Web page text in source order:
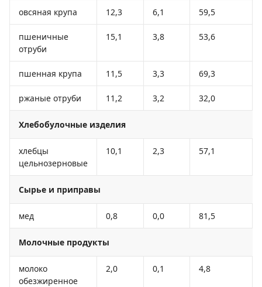
овсяная крупа 12,3 6,1 59,5
пшеничные
отруби
15,1 3,8 53,6
пшенная крупа 11,5 3,3 69,3
ржаные отруби 11,2 3,2 32,0
Хлебобулочные изделия
хлебцы
цельнозерновые
10,1 2,3 57,1
Сырье и приправы
мед 0,8 0,0 81,5
Молочные продукты
молоко
обезжиренное
2,0 0,1 4,8